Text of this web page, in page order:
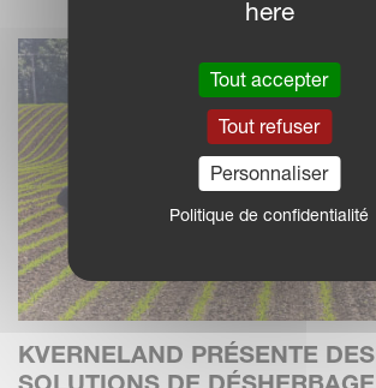
KVERNELAND PRÉSENTE DES
here
Tout accepter
Tout refuser
Personnaliser
Politique de confidentialité